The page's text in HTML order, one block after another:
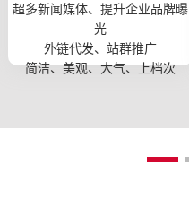
超多新闻媒体、提升企业品牌曝
光
外链代发、站群推广
简洁、美观、大气、上档次